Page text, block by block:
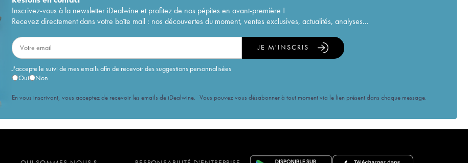
Inscrivez-vous à la newsletter iDealwine et profitez de nos pépites en avant-première !
Recevez directement dans votre boîte mail : nos découvertes du moment, ventes exclusives, actualités, analyses...
J'accepte le suivi de mes emails afin de recevoir des suggestions personnalisées
Oui
Non
JE M'INSCRIS
En vous inscrivant, vous acceptez de recevoir les emails de iDealwine. Vous pouvez vous désabonner à tout moment via le lien présent dans chaque message.